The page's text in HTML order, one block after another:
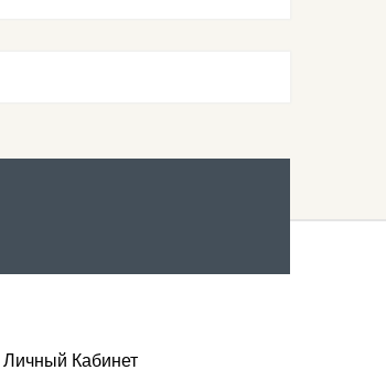
Личный Кабинет